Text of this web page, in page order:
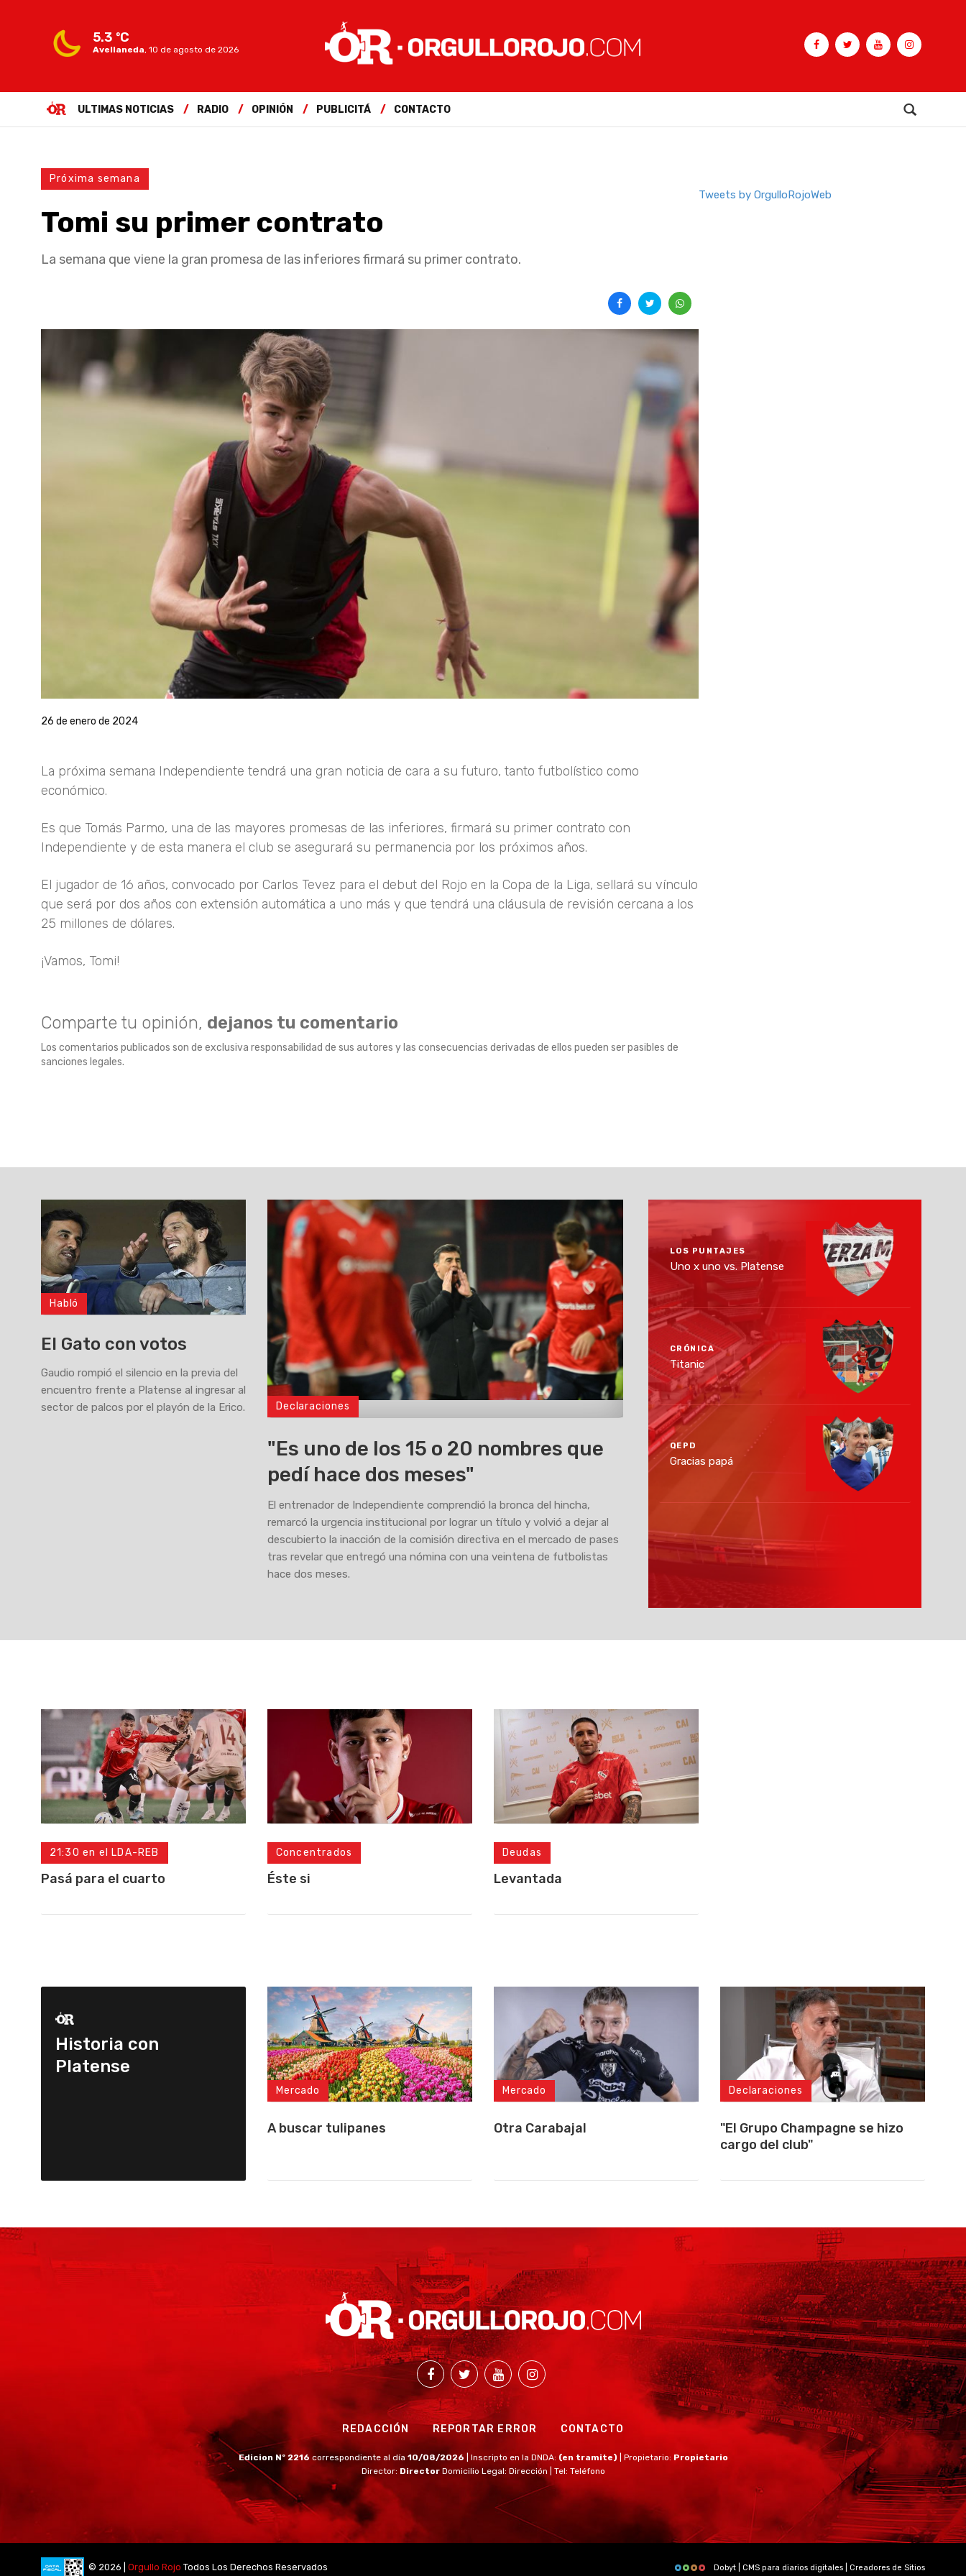
5.3 ºC
Avellaneda, 10 de agosto de 2026
ULTIMAS NOTICIAS RADIO OPINIÓN PUBLICITÁ CONTACTO
Próxima semana
Tomi su primer contrato
La semana que viene la gran promesa de las inferiores firmará su primer contrato.
26 de enero de 2024
La próxima semana Independiente tendrá una gran noticia de cara a su futuro, tanto futbolístico como
económico.
Es que Tomás Parmo, una de las mayores promesas de las inferiores, firmará su primer contrato con
Independiente y de esta manera el club se asegurará su permanencia por los próximos años.
El jugador de 16 años, convocado por Carlos Tevez para el debut del Rojo en la Copa de la Liga, sellará su vínculo
que será por dos años con extensión automática a uno más y que tendrá una cláusula de revisión cercana a los
25 millones de dólares.
¡Vamos, Tomi!
Comparte tu opinión, dejanos tu comentario
Los comentarios publicados son de exclusiva responsabilidad de sus autores y las consecuencias derivadas de ellos pueden ser pasibles de
sanciones legales.
Tweets by OrgulloRojoWeb
Habló
El Gato con votos
Gaudio rompió el silencio en la previa del
encuentro frente a Platense al ingresar al
sector de palcos por el playón de la Erico.
Declaraciones
"Es uno de los 15 o 20 nombres que
pedí hace dos meses"
El entrenador de Independiente comprendió la bronca del hincha,
remarcó la urgencia institucional por lograr un título y volvió a dejar al
descubierto la inacción de la comisión directiva en el mercado de pases
tras revelar que entregó una nómina con una veintena de futbolistas
hace dos meses.
LOS PUNTAJES
Uno x uno vs. Platense
CRÓNICA
Titanic
QEPD
Gracias papá
21:30 en el LDA-REB
Pasá para el cuarto
Concentrados
Éste si
Deudas
Levantada
Historia con
Platense
Mercado
A buscar tulipanes
Mercado
Otra Carabajal
Declaraciones
"El Grupo Champagne se hizo
cargo del club"
REDACCIÓN REPORTAR ERROR CONTACTO
Edicion Nº 2216 correspondiente al día 10/08/2026 | Inscripto en la DNDA: (en tramite) | Propietario: Propietario
Director: Director Domicilio Legal: Dirección | Tel: Teléfono
© 2026 | Orgullo Rojo Todos Los Derechos Reservados Dobyt | CMS para diarios digitales | Creadores de Sitios